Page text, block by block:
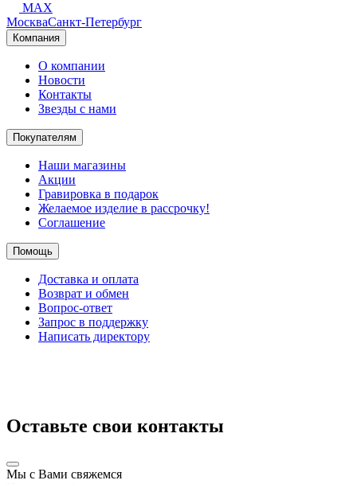
MAX
МоскваСанкт-Петербург
Компания
О компании
Новости
Контакты
Звезды с нами
Покупателям
Наши магазины
Акции
Гравировка в подарок
Желаемое изделие в рассрочку!
Соглашение
Помощь
Доставка и оплата
Возврат и обмен
Вопрос-ответ
Запрос в поддержку
Написать директору
Оставьте свои контакты
Мы с Вами свяжемся